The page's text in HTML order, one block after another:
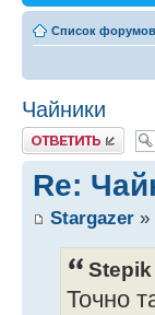
Список форумов
Чайники
Ответить
Re:
Stargazer »
Stepik
Точно